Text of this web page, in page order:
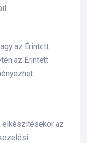
az Érintett
az Érintett
elkészítésekor az